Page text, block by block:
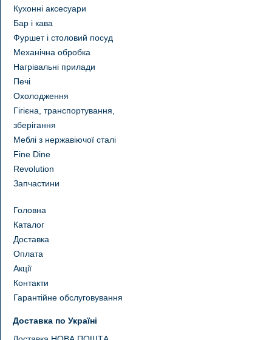
Кухонні аксесуари
Бар і кава
Фуршет і столовий посуд
Механічна обробка
Нагрівальні прилади
Печі
Охолодження
Гігієна, транспортування,
зберігання
Меблі з нержавіючої сталі
Fine Dine
Revolution
Запчастини
Головна
Каталог
Доставка
Оплата
Акції
Контакти
Гарантійне обслуговування
Доставка по Україні